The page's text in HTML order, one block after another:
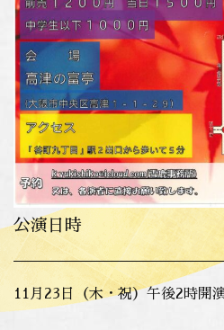
公演日時
11月23日（木・祝）午後2時開